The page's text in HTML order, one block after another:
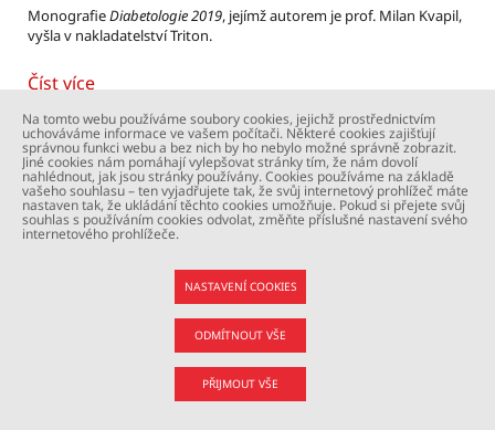
MonografieDiabetologie 2019, jejímž autorem je prof. Milan Kvapil,
vyšla v nakladatelství Triton.
Číst více
Pořadatelství kongresu
Ambulantní diabetologie –
Aktuality v diabetologii 2018
Prof. M. Kvapil jako předseda organizačního výboru uspořádal ve
dnech 1.–3. listopadu 2018 v Poděbradech kongres Ambulantní
diabetologie – Aktuality v diabetologii 2018. Před čtyřmi stovkami
Na tomto webu používáme soubory cookies, jejichž prostřednictvím
uchováváme informace ve vašem počítači. Některé cookies zajišťují
správnou funkci webu a bez nich by ho nebylo možné správně zobrazit.
Jiné cookies nám pomáhají vylepšovat stránky tím, že nám dovolí
nahlédnout, jak jsou stránky používány. Cookies používáme na základě
vašeho souhlasu – ten vyjadřujete tak, že svůj internetový prohlížeč máte
nastaven tak, že ukládání těchto cookies umožňuje. Pokud si přejete svůj
souhlas s používáním cookies odvolat, změňte příslušné nastavení svého
internetového prohlížeče.
NASTAVENÍ COOKIES
ODMÍTNOUT VŠE
PŘIJMOUT VŠE